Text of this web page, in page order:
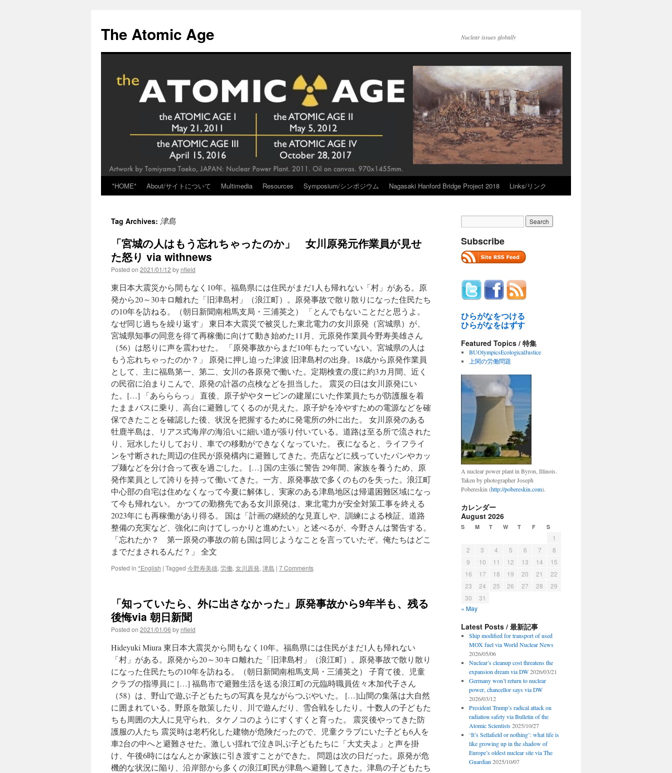
content
The Atomic Age Nuclear issues globally
*HOME* About/サイトについて Multimedia Resources Symposium/シンポジウム Nagasaki Hanford Bridge Project 2018 Links/リンク
Tag Archives: 津島
「宮城の人はもう忘れちゃったのか」 女川原発元作業員が見せ
た怒り via withnews
Posted on 2021/01/12 by nfield
東日本大震災から間もなく10年。福島県には住民がまだ1人も帰れない「村」がある。原
発から20～30キロ離れた「旧津島村」（浪江町）。原発事故で散り散りになった住民たち
の10年を訪ねる。（朝日新聞南相馬支局・三浦英之） 「とんでもないことだと思うよ。
なぜ同じ過ちを繰り返す」 東日本大震災で被災した東北電力の女川原発（宮城県）が、
宮城県知事の同意を得て再稼働に向けて動き始めた11月、元原発作業員今野寿美雄さん
（56）は怒りに声を震わせた。 「原発事故からまだ10年もたっていない。宮城県の人は
もう忘れちゃったのか？」 原発に押し迫った津波 旧津島村の出身。18歳から原発作業員
として、主に福島第一、第二、女川の各原発で働いた。定期検査の度に約3カ月間、近く
の民宿に泊まりこんで、原発の計器の点検などを担当した。 震災の日は女川原発にい
た。[…] 「あらららっ」 直後、原子炉やタービンの建屋にいた作業員たちが防護服を着
たままバスに乗り、高台に避難してくるのが見えた。原子炉を冷やすための電源などを確
保できたことを確認した後、状況を把握するために発電所の外に出た。 女川原発のある
牡鹿半島は、リアス式海岸の海沿いに細い道が張り付いている。道路は至る所で流された
り、冠水したりしており、車での移動ができなくなっていた。 夜になると、ライフライ
ンを寸断された周辺の住民が原発構内に避難してきた。売店などに残っていたパンやカッ
プ麺などを分け合って夜を過ごした。 […] 国の主張に警告 29年間、家族を養うため、原
発作業員として誇りを持って働いてきた。一方、原発事故で多くのものを失った。浪江町
中心部の自宅は住めなくなって今夏に解体し、実家のある津島地区は帰還困難区域になっ
て今も帰れない。 かつての勤務先である女川原発は、東北電力が安全対策工事を終える
2023年にも再稼働があり得る。 国は「計画の継続的な見直しや、訓練による検証、道路
整備の充実など、強化に向けてしっかりと進めたい」と述べるが、今野さんは警告する。
「忘れたか？ 第一原発の事故の前も国は同じようなことを言っていたぞ。俺たちはどこ
までだまされるんだ？」 全文
Posted in *English | Tagged 今野寿美雄, 労働, 女川原発, 津島 | 7 Comments
「知っていたら、外に出さなかった」原発事故から9年半も、残る
後悔via 朝日新聞
Posted on 2021/01/06 by nfield
Hideyuki Miura 東日本大震災から間もなく10年。福島県には住民がまだ1人も帰れない
「村」がある。原発から20～30キロ離れた「旧津島村」（浪江町）。原発事故で散り散り
になった住民たちの10年を訪ねる。（朝日新聞南相馬支局・三浦英之） 子育て後、児童
クラブの指導員に […] 福島市で避難生活を送る浪江町の元臨時職員佐々木加代子さん
（58）は、野山で遊ぶ子どもたちの写真を見ながらつぶやいた。 […]山間の集落は大自然
に囲まれている。野原を散策したり、川で遊んだり、雪合戦をしたり。十数人の子どもた
ちも周囲の大人に見守られ、タケノコのようにすくすくと育った。 震災後やってきた防
護服の人たち 震災時は老朽化した建物が危険だったので、児童クラブにいた子ども6人を
車2台の中へと避難させた。激しい揺れで泣き叫ぶ子どもたちに「大丈夫よ」と声を掛
け、午後6時にはなんとか家族に引き渡すことができた。 問題は次の日だった。原発が危
機的な状況に陥り、沿岸部から多くの浪江町民が津島へ避難してきた。津島の子どもたち
Subscribe
ひらがなをつける
ひらがなをはずす
Featured Topics / 特集
BUOlympicsEcologicalJustice
上関の労働問題
A nuclear power plant in Byron, Illinois.
Taken by photographer Joseph
Pobereskin (http://pobereskin.com).
カレンダー
August 2026
S M T W T F S
1
2
3 4 5 6 7
8
9
10 11 12 13 14
15
16
17 18 19 20 21
22
23
24 25 26 27 28
29
30
31
« May
Latest Posts / 最新記事
Ship modified for transport of used
MOX fuel via World Nuclear News
2026/05/06
Nuclear’s cleanup cost threatens the
expansion dream via DW 2026/03/21
Germany won’t return to nuclear
power, chancellor says via DW
2026/03/12
President Trump’s radical attack on
radiation safety via Bulletin of the
Atomic Scientists 2025/10/27
‘It’s Sellafield or nothing’: what life is
like growing up in the shadow of
Europe’s oldest nuclear site via The
Guardian 2025/10/07